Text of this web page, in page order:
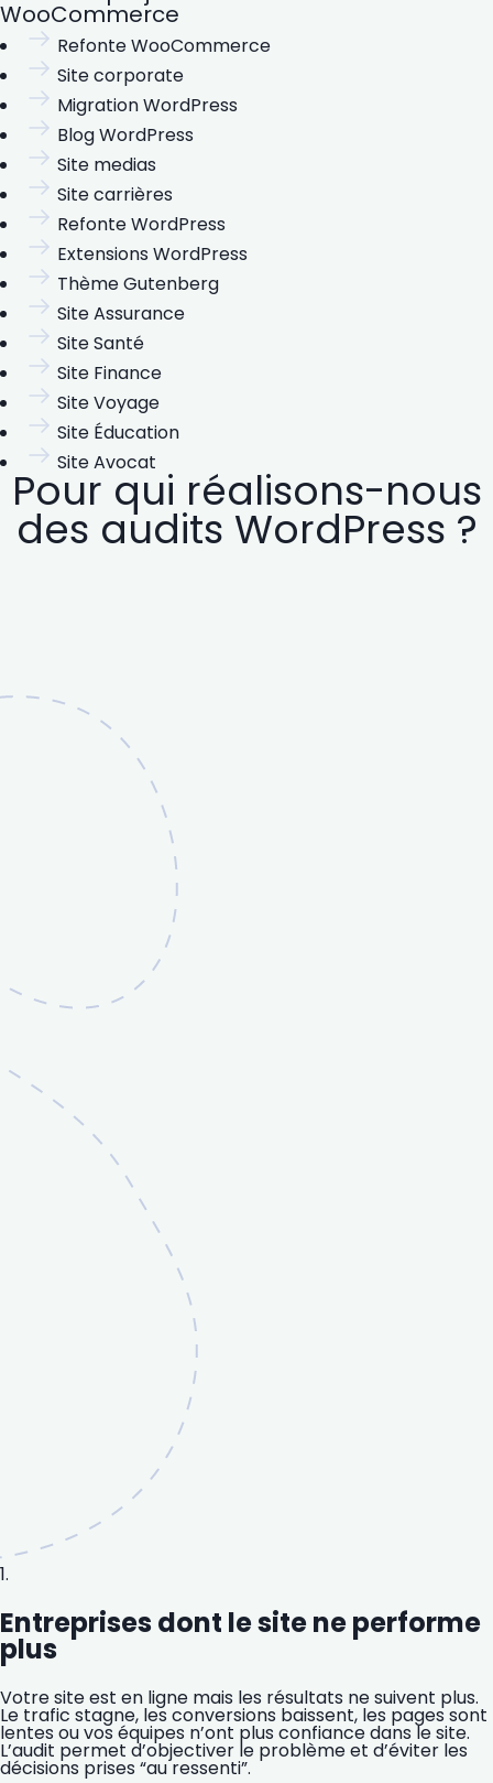
WooCommerce
Refonte WooCommerce
Site corporate
Migration WordPress
Blog WordPress
Site medias
Site carrières
Refonte WordPress
Extensions WordPress
Thème Gutenberg
Site Assurance
Site Santé
Site Finance
Site Voyage
Site Éducation
Site Avocat
Pour qui réalisons-nous
des audits WordPress ?
1.
Entreprises dont le site ne performe
plus
Votre site est en ligne mais les résultats ne suivent plus.
Le trafic stagne, les conversions baissent, les pages sont
lentes ou vos équipes n’ont plus confiance dans le site.
L’audit permet d’objectiver le problème et d’éviter les
décisions prises “au ressenti”.